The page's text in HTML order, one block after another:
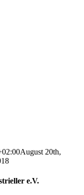
August 20th,
e.V.